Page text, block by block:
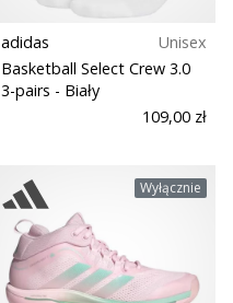
adidas
Unisex
Basketball Select Crew 3.0
3-pairs - Biały
109,00 zł
Wyłącznie